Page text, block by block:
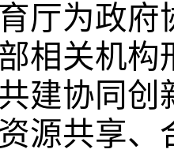
厅为政
相关机
建协同
源共享